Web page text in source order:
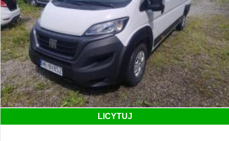
LICYTUJ